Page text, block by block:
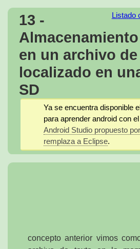
Listado
13 -
en un archivo
localizado en
SD
Ya se encuentra disponible
para aprender android con
Android Studio propuesto
remplaza a Eclipse.
concepto anterior vimos